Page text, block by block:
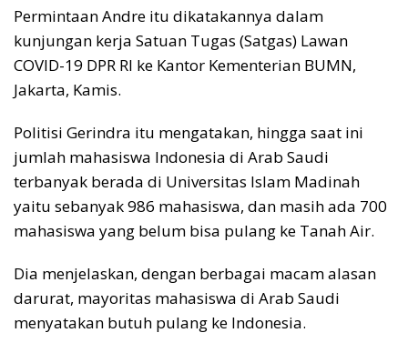
Permintaan Andre itu dikatakannya dalam
kunjungan kerja Satuan Tugas (Satgas) Lawan
COVID-19 DPR RI ke Kantor Kementerian BUMN,
Jakarta, Kamis.
Politisi Gerindra itu mengatakan, hingga saat ini
jumlah mahasiswa Indonesia di Arab Saudi
terbanyak berada di Universitas Islam Madinah
yaitu sebanyak 986 mahasiswa, dan masih ada 700
mahasiswa yang belum bisa pulang ke Tanah Air.
Dia menjelaskan, dengan berbagai macam alasan
darurat, mayoritas mahasiswa di Arab Saudi
menyatakan butuh pulang ke Indonesia.